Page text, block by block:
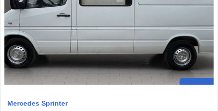
Mercedes Sprinter